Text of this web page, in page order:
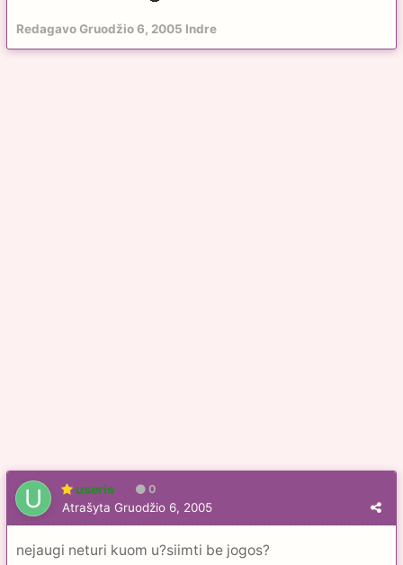
RedagavoGruodžio 6, 2005 Indre
useris 0
Atrašyta Gruodžio 6, 2005
nejaugi neturi kuom u?siimti be jogos?